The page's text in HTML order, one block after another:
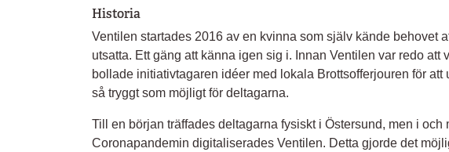
Historia
Ventilen startades 2016 av en kvinna som själv kände behovet
utsatta. Ett gäng att känna igen sig i. Innan Ventilen var redo att
bollade initiativtagaren idéer med lokala Brottsofferjouren för att
så tryggt som möjligt för deltagarna.
Till en början träffades deltagarna fysiskt i Östersund, men i och
Coronapandemin digitaliserades Ventilen. Detta gjorde det